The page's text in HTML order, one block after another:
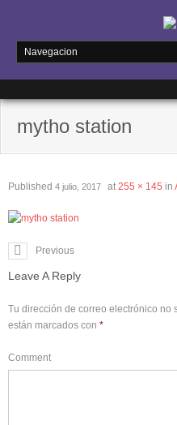
mytho station
Published 4 julio, 2017 at 255 × 145 in
Previous
Leave A Reply
Tu dirección de correo electrónico no
están marcados con *
Comment